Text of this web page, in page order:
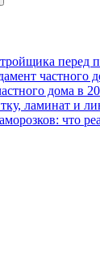
перед
частного
дома в
ламинат и
что